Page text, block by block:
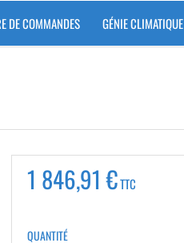
DE COMMANDES GÉNIE CLIMATIQUE
1 846,91 €TTC
QUANTITÉ